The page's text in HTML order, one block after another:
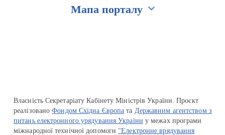
Мапа порталу
Власність Секретаріату Кабінету Міністрів України. Проєкт
реалізованоФондом Східна Європа та Державним агентством з
питань електронного урядування України у межах програми
міжнародної технічної допомоги "Електронне врядування